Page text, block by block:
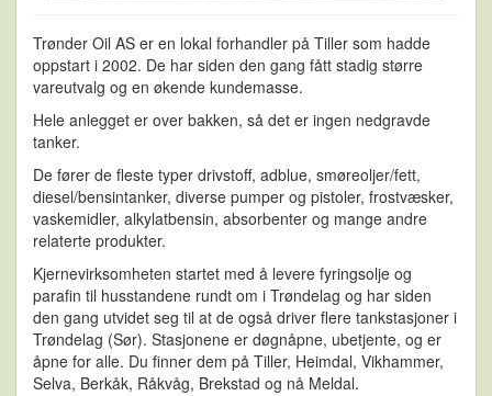
Trønder Oil AS er en lokal forhandler på Tiller som hadde
oppstart i 2002. De har siden den gang fått stadig større
vareutvalg og en økende kundemasse.
Hele anlegget er over bakken, så det er ingen nedgravde
tanker.
De fører de fleste typer drivstoff, adblue, smøreoljer/fett,
diesel/bensintanker, diverse pumper og pistoler, frostvæsker,
vaskemidler, alkylatbensin, absorbenter og mange andre
relaterte produkter.
Kjernevirksomheten startet med å levere fyringsolje og
parafin til husstandene rundt om i Trøndelag og har siden
den gang utvidet seg til at de også driver flere tankstasjoner i
Trøndelag (Sør). Stasjonene er døgnåpne, ubetjente, og er
åpne for alle. Du finner dem på Tiller, Heimdal, Vikhammer,
Selva, Berkåk, Råkvåg, Brekstad og nå Meldal.